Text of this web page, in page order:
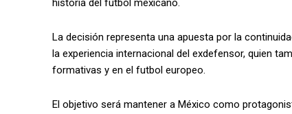
historia del futbol mexicano.
La decisión representa una apuesta por la
la experiencia internacional del exdefensor, quien
formativas y en el futbol europeo.
El objetivo será mantener a México como